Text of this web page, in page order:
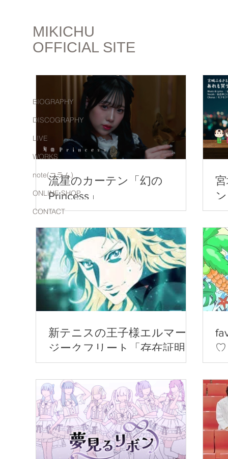
BIOGRAPHY
DISCOGRAPHY
LIVE
WORKS
note(コラム)
ONLINE SHOP
CONTACT
MIKICHU
OFFICIAL SITE
流星のカーテン「幻の
Princess」
新テニスの王子様エルマー・
ジークフリート「存在証明」
♡